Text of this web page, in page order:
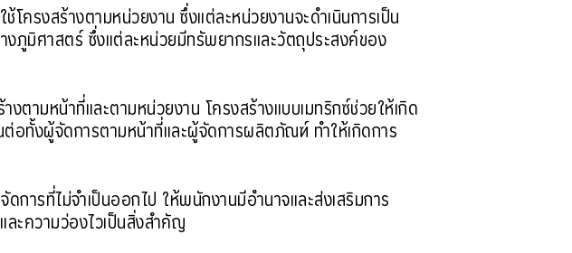
ครงสร้างตามหน่วยงาน ซึ่งแต่ละหน่วยงานจะดำเนินการเป็น
มิศาสตร์ ซึ่งแต่ละหน่วยมีทรัพยากรและวัตถุประสงค์ของ
ตามหน้าที่และตามหน่วยงาน โครงสร้างแบบเมทริกซ์ช่วยให้เกิด
อทั้งผู้จัดการตามหน้าที่และผู้จัดการผลิตภัณฑ์ ทำให้เกิดการ
การที่ไม่จำเป็นออกไป ให้พนักงานมีอำนาจและส่งเสริมการ
ะความว่องไวเป็นสิ่งสำคัญ